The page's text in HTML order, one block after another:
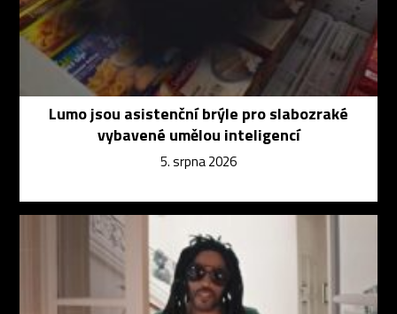
Lumo jsou asistenční brýle pro slabozraké
vybavené umělou inteligencí
5. srpna 2026